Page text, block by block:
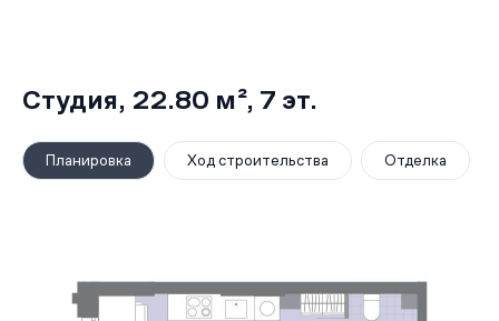
Студия, 22.80 м², 7 эт.
Планировка Ход строительства Отделка